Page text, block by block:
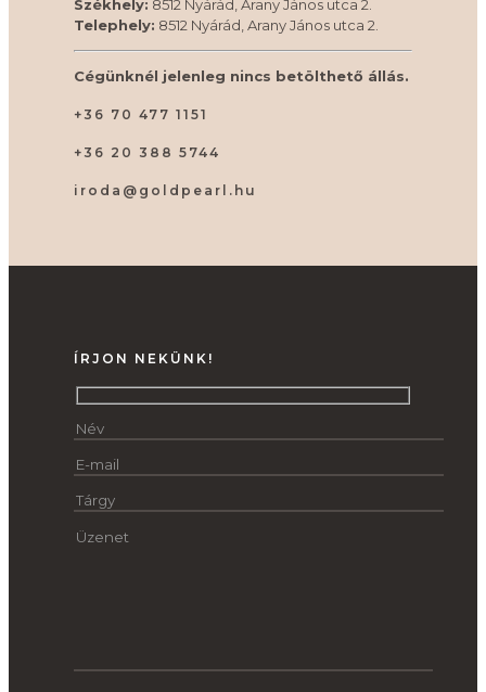
Székhely: 8512 Nyárád, Arany János utca 2.
Telephely: 8512 Nyárád, Arany János utca 2.
Cégünknél jelenleg nincs betölthető állás.
+36 70 477 1151
+36 20 388 5744
iroda@goldpearl.hu
ÍRJON NEKÜNK!